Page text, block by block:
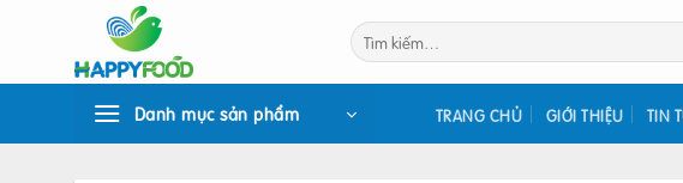
Tìm
kiếm:
Danh mục sản phẩm TRANG CHỦ GIỚI THIỆU TIN